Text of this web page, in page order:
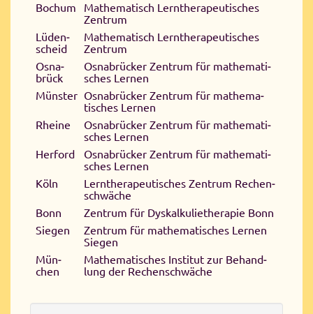
Bochum
Ma­the­ma­tisch Lern­the­ra­peu­ti­sches
Zen­trum
Lü­den­
scheid
Ma­the­ma­tisch Lern­the­ra­peu­ti­sches
Zen­trum
Osna­
brück
Osna­brücker Zen­trum für ma­the­ma­ti­
sches Ler­nen
Mün­ster Os­na­brück­er Zen­trum für ma­the­ma­
tisches Ler­nen
Rhei­ne
Os­na­brück­er Zen­trum für ma­the­ma­ti­
sches Ler­nen
Her­ford
Os­na­brück­er Zen­trum für ma­the­ma­ti­
sches Ler­nen
Köln
Lern­the­ra­peu­ti­sches Zen­trum Re­chen­
schwä­che
Bonn
Zen­trum für Dys­kal­ku­lie­the­ra­pie Bonn
Sie­gen
Zen­trum für ma­the­ma­ti­sches Ler­nen
Sie­gen
Mün­
chen
Ma­the­ma­ti­sches In­sti­tut zur Be­hand­
lung der Re­chen­schwä­che